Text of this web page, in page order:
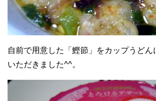
自前で用意した「鰹節」をカップうどん
いただきました^^。